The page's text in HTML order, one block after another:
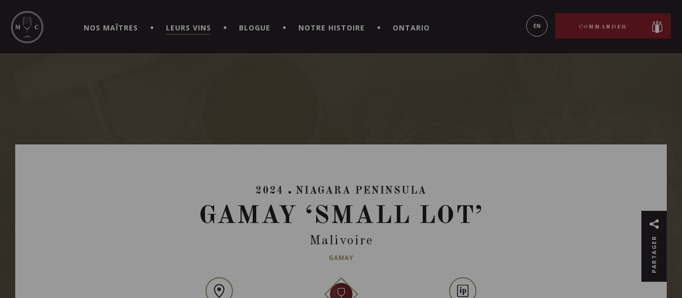
MAITRE | CAVISTE VIRTUEL!
NOS MAÎTRES LEURS VINS BLOGUE NOTRE HISTOIRE ONTARIO EN COMMANDER
PARTAGER
2024 NIAGARA PENINSULA
GAMAY ‘SMALL LOT’
Malivoire
GAMAY